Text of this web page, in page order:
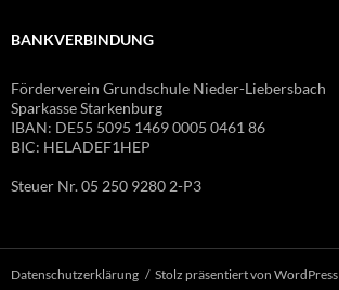
BANKVERBINDUNG
Förderverein Grundschule Nieder-Liebersbach
Sparkasse Starkenburg
IBAN: DE55 5095 1469 0005 0461 86
BIC: HELADEF1HEP
Steuer Nr. 05 250 9280 2-P3
Datenschutzerklärung Stolz präsentiert von WordPress